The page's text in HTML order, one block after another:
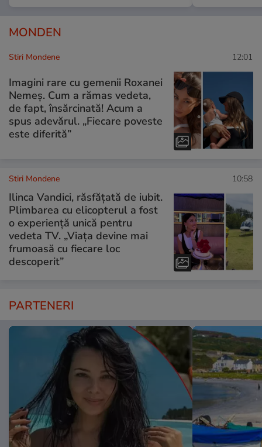
MONDEN
Stiri Mondene 12:01
Imagini rare cu gemenii Roxanei
Nemeș. Cum a rămas vedeta,
de fapt, însărcinată! Acum a
spus adevărul. „Fiecare poveste
este diferită”
Stiri Mondene 10:58
Ilinca Vandici, răsfățată de iubit.
Plimbarea cu elicopterul a fost
o experiență unică pentru
vedeta TV. „Viața devine mai
frumoasă cu fiecare loc
descoperit”
PARTENERI